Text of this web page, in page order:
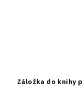
Záložka do knihy